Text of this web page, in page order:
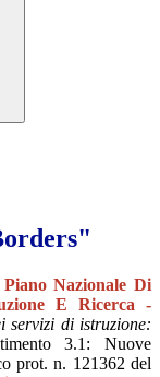
Piano Nazionale Di
E Ricerca -
servizi di istruzione:
3.1: Nuove
prot. n. 121362 del